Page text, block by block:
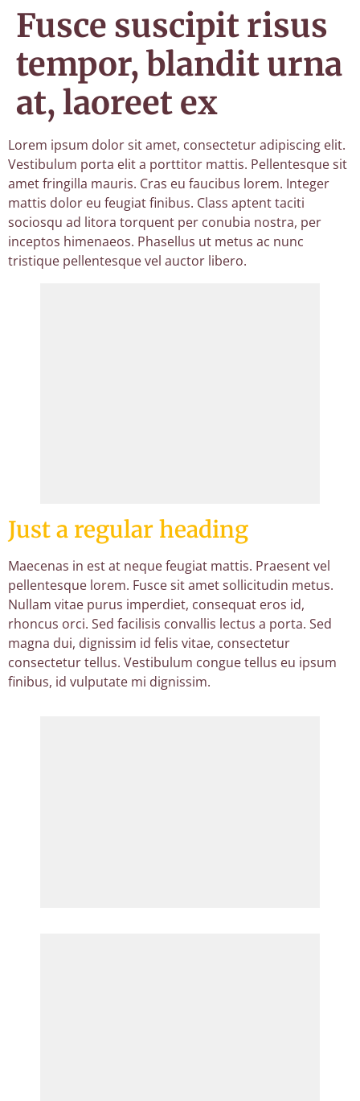
Fusce suscipit risus
tempor, blandit urna
at, laoreet ex
Lorem ipsum dolor sit amet, consectetur adipiscing elit.
Vestibulum porta elit a porttitor mattis. Pellentesque sit
amet fringilla mauris. Cras eu faucibus lorem. Integer
mattis dolor eu feugiat finibus. Class aptent taciti
sociosqu ad litora torquent per conubia nostra, per
inceptos himenaeos. Phasellus ut metus ac nunc
tristique pellentesque vel auctor libero.
Just a regular heading
Maecenas in est at neque feugiat mattis. Praesent vel
pellentesque lorem. Fusce sit amet sollicitudin metus.
Nullam vitae purus imperdiet, consequat eros id,
rhoncus orci. Sed facilisis convallis lectus a porta. Sed
magna dui, dignissim id felis vitae, consectetur
consectetur tellus. Vestibulum congue tellus eu ipsum
finibus, id vulputate mi dignissim.